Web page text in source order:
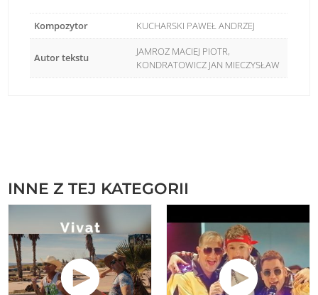
Kompozytor KUCHARSKI PAWEŁ ANDRZEJ
Autor tekstu
JAMROZ MACIEJ PIOTR,
KONDRATOWICZ JAN MIECZYSŁAW
INNE Z TEJ KATEGORII